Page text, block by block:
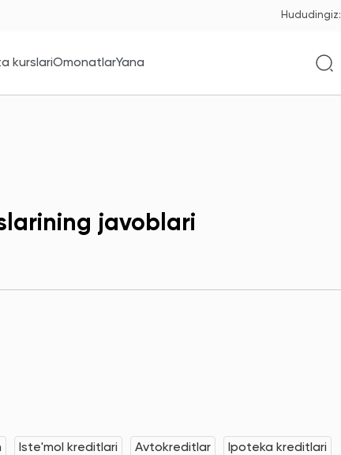
Hududingiz:
kurslariOmonatlarYana
javoblari
Iste'mol kreditlari Avtokreditlar Ipoteka kreditlari